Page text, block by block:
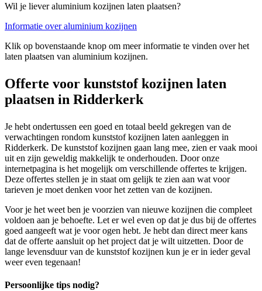
Wil je liever aluminium kozijnen laten plaatsen?
Informatie over aluminium kozijnen
Klik op bovenstaande knop om meer informatie te vinden over het
laten plaatsen van aluminium kozijnen.
Offerte voor kunststof kozijnen laten
plaatsen in Ridderkerk
Je hebt ondertussen een goed en totaal beeld gekregen van de
verwachtingen rondom kunststof kozijnen laten aanleggen in
Ridderkerk. De kunststof kozijnen gaan lang mee, zien er vaak mooi
uit en zijn geweldig makkelijk te onderhouden. Door onze
internetpagina is het mogelijk om verschillende offertes te krijgen.
Deze offertes stellen je in staat om gelijk te zien aan wat voor
tarieven je moet denken voor het zetten van de kozijnen.
Voor je het weet ben je voorzien van nieuwe kozijnen die compleet
voldoen aan je behoefte. Let er wel even op dat je dus bij de offertes
goed aangeeft wat je voor ogen hebt. Je hebt dan direct meer kans
dat de offerte aansluit op het project dat je wilt uitzetten. Door de
lange levensduur van de kunststof kozijnen kun je er in ieder geval
weer even tegenaan!
Persoonlijke tips nodig?